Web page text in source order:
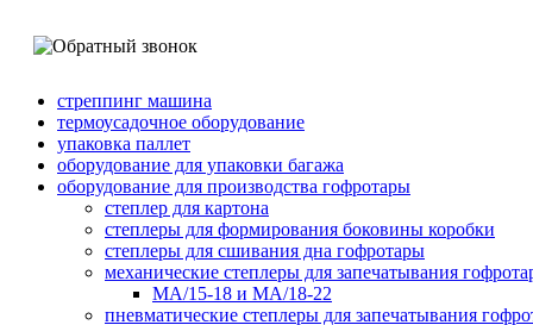
стреппинг машина
термоусадочное оборудование
упаковка паллет
оборудование для упаковки багажа
оборудование для производства гофротары
степлер для картона
степлеры для формирования боковины коробки
степлеры для сшивания дна гофротары
механические степлеры для запечатывания
МА/15-18 и МА/18-22
пневматические степлеры для запечатывания